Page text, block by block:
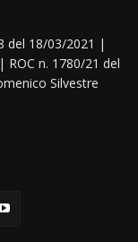
del 18/03/2021 |
ROC n. 1780/21 del
Silvestre